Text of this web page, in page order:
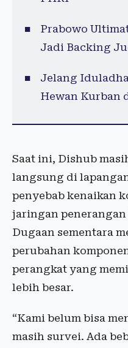
Prabowo
Jadi Backing
Jelang
Hewan Kurban
Saat ini, Dishub
langsung di
penyebab kenaikan
jaringan
Dugaan sementara
perubahan
perangkat yang
lebih besar.
“Kami belum bisa
masih survei. Ada